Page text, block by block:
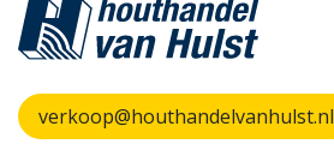
verkoop@houthandelvanhulst.nl